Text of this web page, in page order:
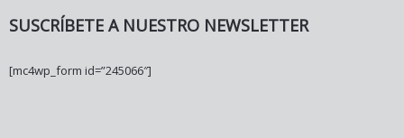
SUSCRÍBETE A NUESTRO NEWSLETTER
[mc4wp_form id=”245066″]